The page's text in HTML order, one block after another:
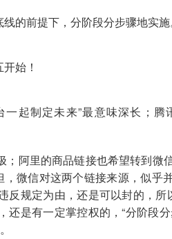
的前提下，分阶段分步骤地实施
起制定未来”最意味深长；腾
阿里的商品链接也希望转到微
微信对这两个链接来源，似乎
规定为由，还是可以封的，所
是有一定掌控权的，“分阶段分